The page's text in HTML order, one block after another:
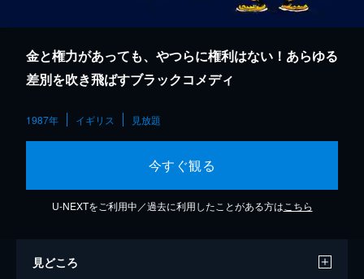
金と権力があっても、やつらに権利はない！あらゆる
差別を吹き飛ばすブラックコメディ
1987年 イギリス 見放題
今すぐ観る
U-NEXTをご利用中／過去に利用したことがある方は こちら
見どころ